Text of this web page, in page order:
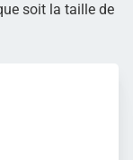
soit la taille de